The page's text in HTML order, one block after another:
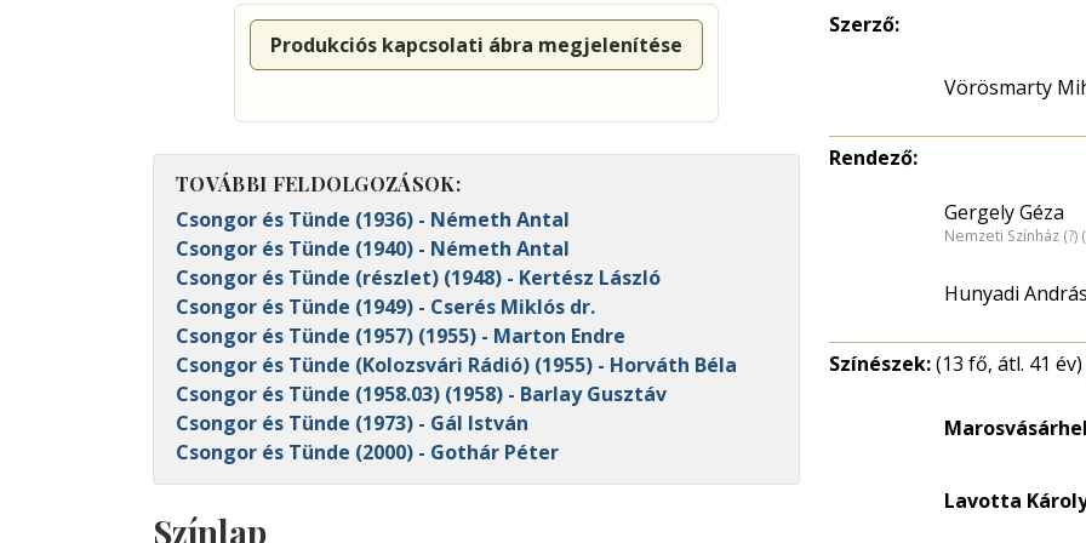
Produkciós kapcsolati ábra megjelenítése
TOVÁBBI FELDOLGOZÁSOK:
Csongor és Tünde (1936) - Németh Antal
Csongor és Tünde (1940) - Németh Antal
Csongor és Tünde (részlet) (1948) - Kertész László
Csongor és Tünde (1949) - Cserés Miklós dr.
Csongor és Tünde (1957) (1955) - Marton Endre
Csongor és Tünde (Kolozsvári Rádió) (1955) - Horváth Béla
Csongor és Tünde (1958.03) (1958) - Barlay Gusztáv
Csongor és Tünde (1973) - Gál István
Csongor és Tünde (2000) - Gothár Péter
Színlap
Szerző:
Vörösmarty
Rendező:
Gergely Géza
Nemzeti Színház
Hunyadi András
Színészek:(13 fő, átl. 41 év)
Lavotta